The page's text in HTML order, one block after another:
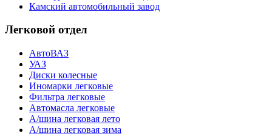
Камский автомобильный завод
Легковой отдел
АвтоВАЗ
УАЗ
Диски колесные
Иномарки легковые
Фильтра легковые
Автомасла легковые
А/шина легковая лето
А/шина легковая зима